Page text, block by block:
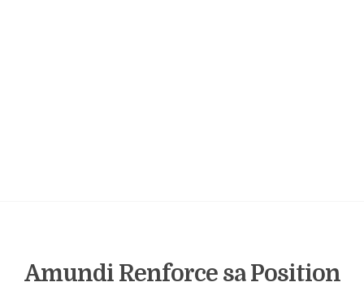
Amundi Renforce sa Position